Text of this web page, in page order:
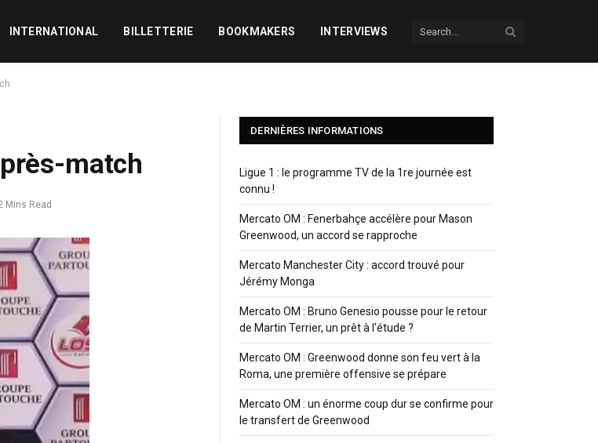
INTERNATIONAL BILLETTERIE BOOKMAKERS INTERVIEWS
match
Mins Read
DERNIÈRES INFORMATIONS
Ligue 1 : le programme TV de la 1re journée est
connu !
Mercato OM : Fenerbahçe accélère pour Mason
Greenwood, un accord se rapproche
Mercato Manchester City : accord trouvé pour
Jérémy Monga
Mercato OM : Bruno Genesio pousse pour le retour
de Martin Terrier, un prêt à l’étude ?
Mercato OM : Greenwood donne son feu vert à la
Roma, une première offensive se prépare
Mercato OM : un énorme coup dur se confirme pour
le transfert de Greenwood